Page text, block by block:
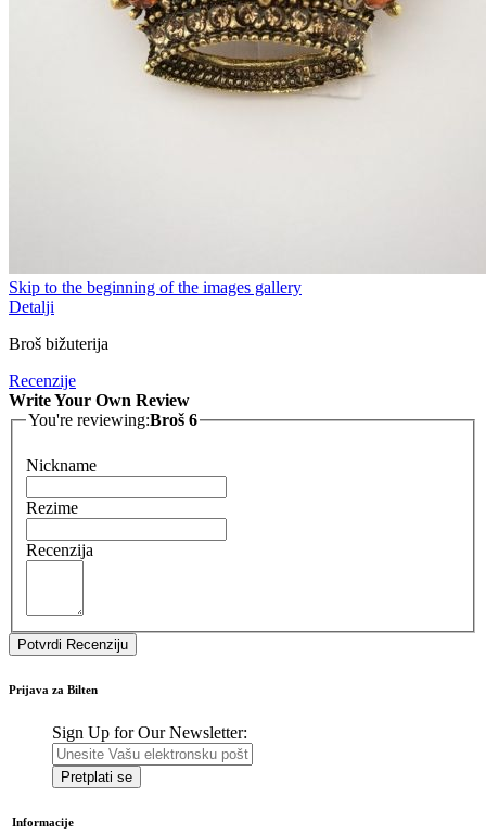
Skip to the beginning of the images gallery
Detalji
Broš bižuterija
Recenzije
Write Your Own Review
You're reviewing:Broš 6
Nickname
Rezime
Recenzija
Potvrdi Recenziju
Prijava za Bilten
Sign Up for Our Newsletter:
Pretplati se
Informacije